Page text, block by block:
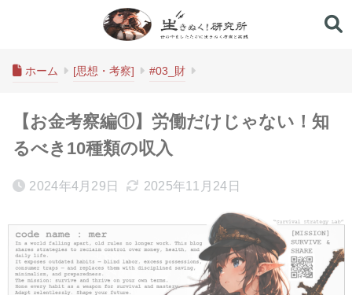
ホーム [思想・考察] #03_財
【お金考察編①】労働だけじゃない！知
るべき10種類の収入
2024年4月29日 2025年11月24日